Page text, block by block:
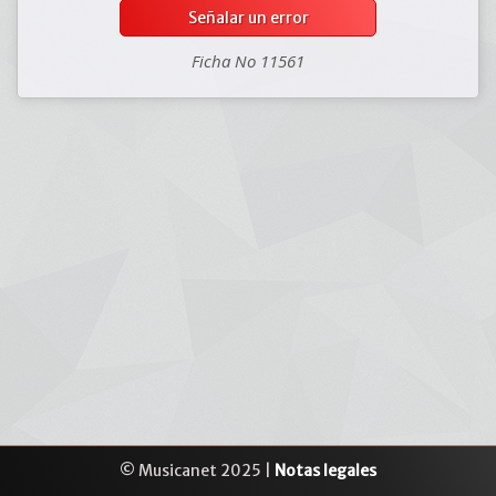
Señalar un error
Ficha No 11561
© Musicanet 2025 | Notas legales